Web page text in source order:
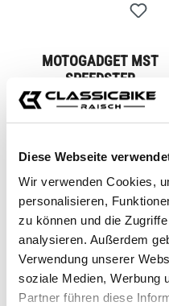
Diese Webseite
Wir verwenden Cookies,
personalisieren,
zu können und die
analysieren. Außerdem
Verwendung unserer
soziale Medien, Werbung
Partner führen diese
MOTOGADGET MST
SPEEDSTER
CB00234M
Desde275,00 €*